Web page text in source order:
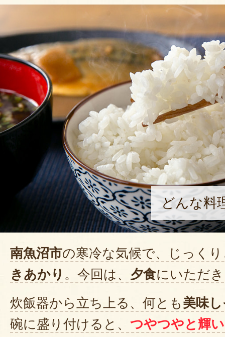
どんな料
南魚沼市の寒冷な気候で、じっく
きあかり 。今回は、 夕食にいただ
炊飯器から立ち上る、何とも 美味
碗に盛り付けると、 つやつやと輝